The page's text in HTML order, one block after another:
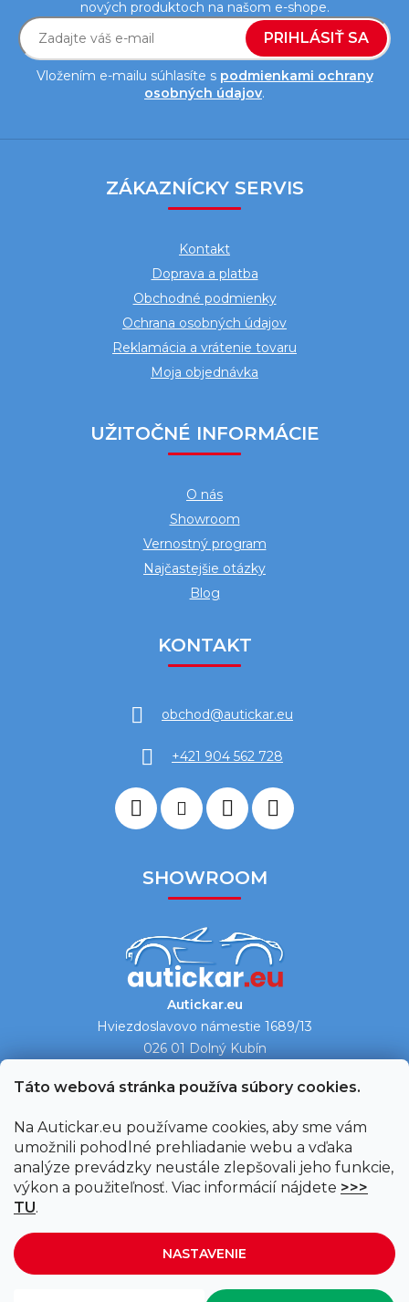
Táto webová stránka používa súbory cookies.
Na Autickar.eu používame cookies, aby sme vám
umožnili pohodlné prehliadanie webu a vďaka
analýze prevádzky neustále zlepšovali jeho funkcie,
výkon a použiteľnosť. Viac informácií nájdete >>>
TU.
NASTAVENIE
nových produktoch na našom e-shope.
Vložením e-mailu súhlasíte s podmienkami ochrany
osobných údajov.
PRIHLÁSIŤ SA
ZÁKAZNÍCKY SERVIS
Kontakt
Doprava a platba
Obchodné podmienky
Ochrana osobných údajov
Reklamácia a vrátenie tovaru
Moja objednávka
UŽITOČNÉ INFORMÁCIE
O nás
Showroom
Vernostný program
Najčastejšie otázky
Blog
KONTAKT
obchod@autickar.eu
+421 904 562 728
SHOWROOM
Autickar.eu
Hviezdoslavovo námestie 1689/13
026 01 Dolný Kubín
Ukázať na mape →